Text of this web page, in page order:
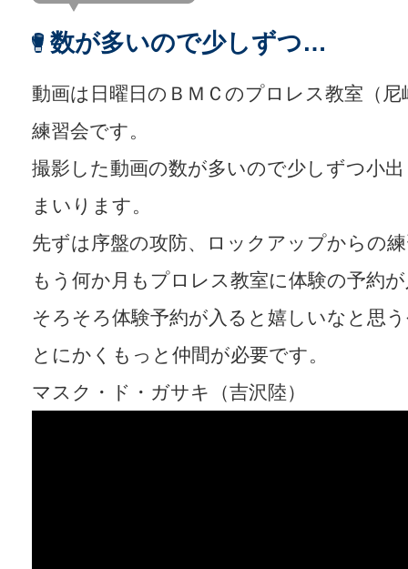
数が多いので少しずつ…
動画は日曜日のＢＭＣのプロレス教室（
練習会です。
撮影した動画の数が多いので少しずつ小
まいります。
先ずは序盤の攻防、ロックアップからの
もう何か月もプロレス教室に体験の予約
そろそろ体験予約が入ると嬉しいなと思
とにかくもっと仲間が必要です。
マスク・ド・ガサキ（吉沢陸）